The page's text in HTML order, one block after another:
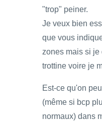
"trop" peiner.
Je veux bien
que vous
zones mais si
trottine voire je
Est-ce qu'on
(même si bcp
normaux) dans